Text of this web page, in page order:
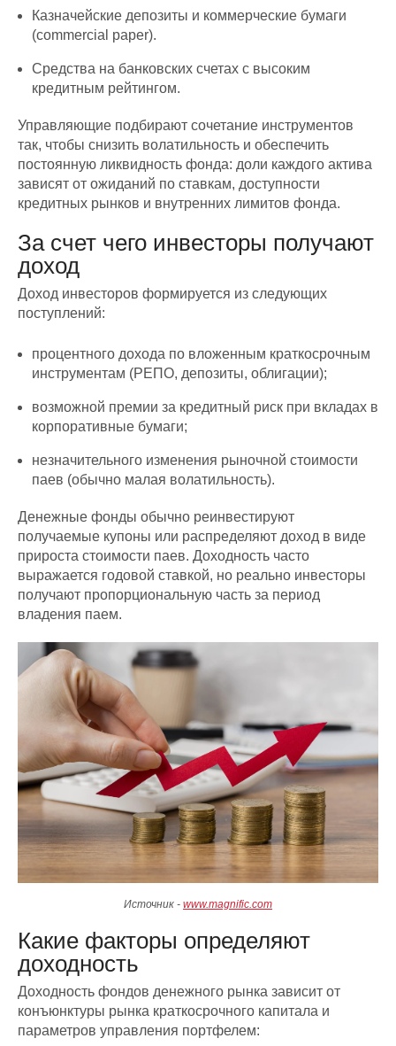
Казначейские депозиты и коммерческие бумаги
(commercial paper).
Средства на банковских счетах с высоким
кредитным рейтингом.
Управляющие подбирают сочетание инструментов
так, чтобы снизить волатильность и обеспечить
постоянную ликвидность фонда: доли каждого актива
зависят от ожиданий по ставкам, доступности
кредитных рынков и внутренних лимитов фонда.
За счет чего инвесторы получают
доход
Доход инвесторов формируется из следующих
поступлений:
процентного дохода по вложенным краткосрочным
инструментам (РЕПО, депозиты, облигации);
возможной премии за кредитный риск при вкладах в
корпоративные бумаги;
незначительного изменения рыночной стоимости
паев (обычно малая волатильность).
Денежные фонды обычно реинвестируют
получаемые купоны или распределяют доход в виде
прироста стоимости паев. Доходность часто
выражается годовой ставкой, но реально инвесторы
получают пропорциональную часть за период
владения паем.
Источник - www.magnific.com
Какие факторы определяют
доходность
Доходность фондов денежного рынка зависит от
конъюнктуры рынка краткосрочного капитала и
параметров управления портфелем: